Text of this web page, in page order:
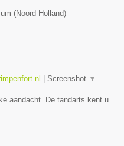
(Noord-Holland)
Screenshot ▼
aandacht. De tandarts kent u.